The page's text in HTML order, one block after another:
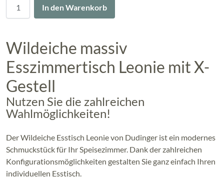
In den Warenkorb
Wildeiche massiv
Esszimmertisch Leonie mit X-
Gestell
Nutzen Sie die zahlreichen
Wahlmöglichkeiten!
Der Wildeiche Esstisch Leonie von Dudinger ist ein modernes
Schmuckstück für Ihr Speisezimmer. Dank der zahlreichen
Konfigurationsmöglichkeiten gestalten Sie ganz einfach Ihren
individuellen Esstisch.